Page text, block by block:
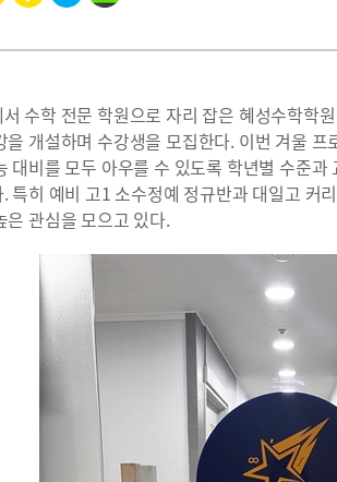
수학 전문 학원으로 자리 잡은 혜성수학학
을 개설하며 수강생을 모집한다. 이번 겨울
대비를 모두 아우를 수 있도록 학년별 수준
특히 예비 고1 소수정예 정규반과 대일고 커
은 관심을 모으고 있다.